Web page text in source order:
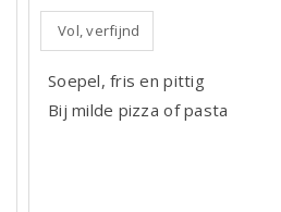
Vol, verfijnd
Soepel, fris en pittig
Bij milde pizza of pasta